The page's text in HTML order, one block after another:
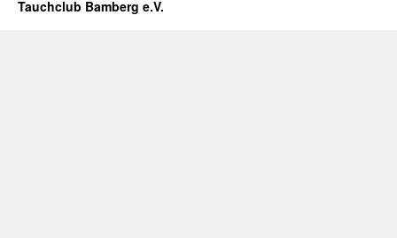
Tauchclub Bamberg e.V.